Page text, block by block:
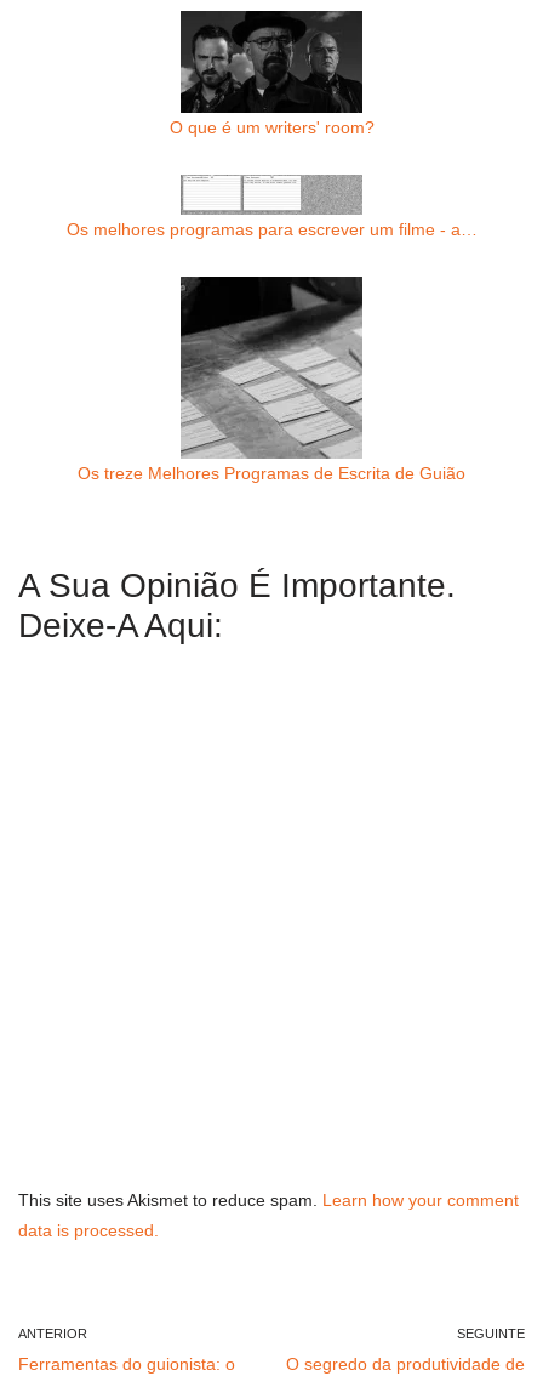
O que é um writers' room?
Os melhores programas para escrever um filme - a…
Os treze Melhores Programas de Escrita de Guião
A Sua Opinião É Importante.
Deixe-A Aqui:
This site uses Akismet to reduce spam. Learn how your comment
data is processed.
ANTERIOR
Ferramentas do guionista: o
SEGUINTE
O segredo da produtividade de